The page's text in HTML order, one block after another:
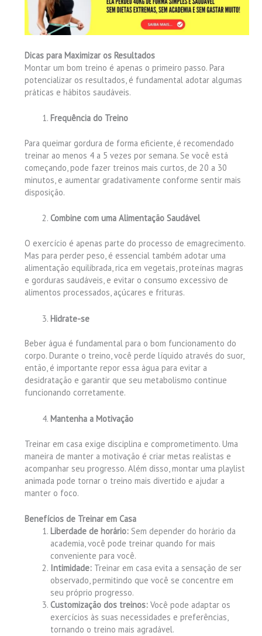
Dicas para Maximizar os Resultados
Montar um bom treino é apenas o primeiro passo. Para
potencializar os resultados, é fundamental adotar algumas
práticas e hábitos saudáveis.
Frequência do Treino
Para queimar gordura de forma eficiente, é recomendado
treinar ao menos 4 a 5 vezes por semana. Se você está
começando, pode fazer treinos mais curtos, de 20 a 30
minutos, e aumentar gradativamente conforme sentir mais
disposição.
Combine com uma Alimentação Saudável
O exercício é apenas parte do processo de emagrecimento.
Mas para perder peso, é essencial também adotar uma
alimentação equilibrada, rica em vegetais, proteínas magras
e gorduras saudáveis, e evitar o consumo excessivo de
alimentos processados, açúcares e frituras.
Hidrate-se
Beber água é fundamental para o bom funcionamento do
corpo. Durante o treino, você perde líquido através do suor,
então, é importante repor essa água para evitar a
desidratação e garantir que seu metabolismo continue
funcionando corretamente.
Mantenha a Motivação
Treinar em casa exige disciplina e comprometimento. Uma
maneira de manter a motivação é criar metas realistas e
acompanhar seu progresso. Além disso, montar uma playlist
animada pode tornar o treino mais divertido e ajudar a
manter o foco.
Benefícios de Treinar em Casa
Liberdade de horário: Sem depender do horário da
academia, você pode treinar quando for mais
conveniente para você.
Intimidade: Treinar em casa evita a sensação de ser
observado, permitindo que você se concentre em
seu próprio progresso.
Customização dos treinos: Você pode adaptar os
exercícios às suas necessidades e preferências,
tornando o treino mais agradável.